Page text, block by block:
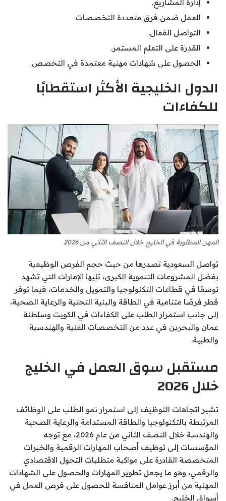
إدارة المشاريع.
العمل ضمن فرق متعددة التخصصات.
التواصل الفعال.
القدرة على التعلم المستمر.
الحصول على شهادات مهنية معتمدة في التخصص.
الدول الخليجية الأكثر استقطابًا
للكفاءات
المهن المطلوبة في الخليج خلال النصف الثاني من 2026
تواصل السعودية تصدرها من حيث حجم الفرص الوظيفية
بفضل المشروعات التنموية الكبرى، تليها الإمارات التي تشهد
توسعًا في قطاعات التكنولوجيا والتمويل والخدمات، فيما توفر
قطر فرصًا متنامية في الطاقة والبنية التحتية والرعاية الصحية،
إلى جانب استمرار الطلب على الكفاءات في الكويت وسلطنة
عمان والبحرين في عدد من التخصصات الفنية والهندسية
والطبية.
مستقبل سوق العمل في الخليج
خلال 2026
تشير اتجاهات التوظيف إلى استمرار نمو الطلب على الوظائف
المرتبطة بالتكنولوجيا والطاقة المستدامة والرعاية الصحية
والهندسة خلال النصف الثاني من عام 2026، مع توجه
المؤسسات إلى توظيف أصحاب المهارات الرقمية والخبرات
المتخصصة القادرة على مواكبة متطلبات التحول الاقتصادي
والرقمي، وهو ما يجعل تطوير المهارات والحصول على الشهادات
المهنية من أبرز عوامل المنافسة للحصول على فرص العمل في
أسواق الخليج.